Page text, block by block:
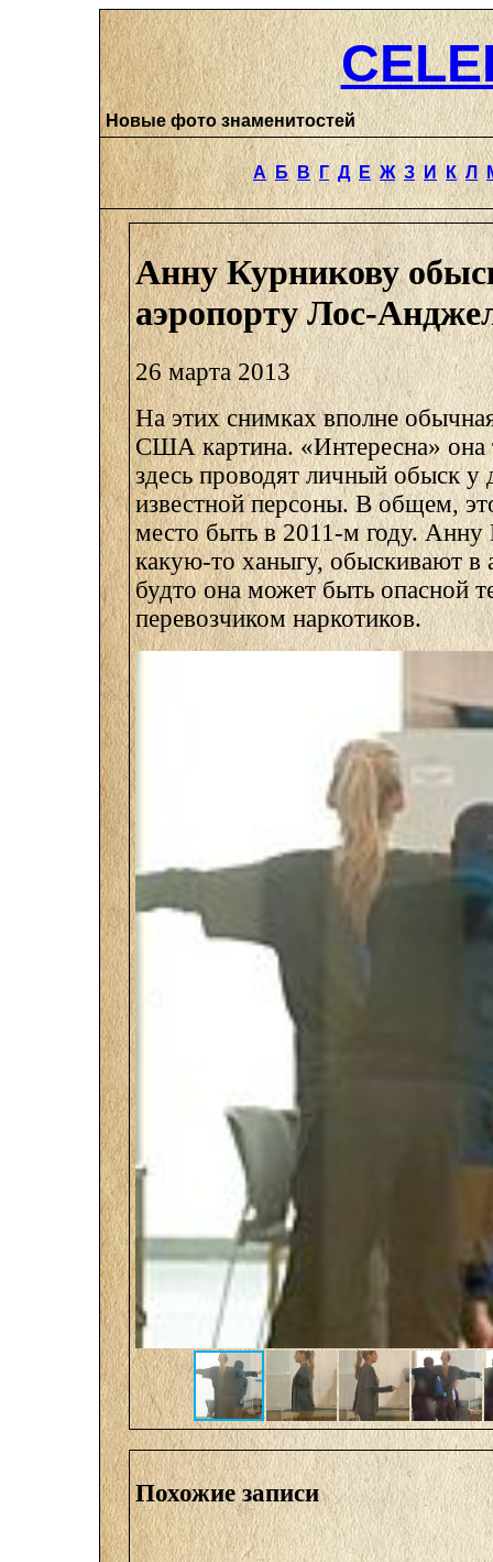
Новые фото знаменитостей
А Б В Г Д Е Ж З И К Л
Анну Курникову
аэропорту Лос-
26 марта 2013
На этих снимках вполне
США картина. «Интересна» она
здесь проводят личный обыск у
известной персоны. В общем,
место быть в 2011-м году. Анну
какую-то ханыгу, обыскивают в
будто она может быть опасной
перевозчиком наркотиков.
Похожие записи